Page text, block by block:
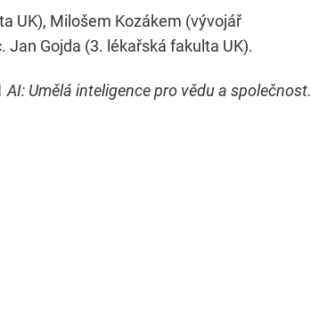
UK), Milošem Kozákem (vývojář
Jan Gojda (3. lékařská fakulta UK).
AI: Umělá inteligence pro vědu a společnost.